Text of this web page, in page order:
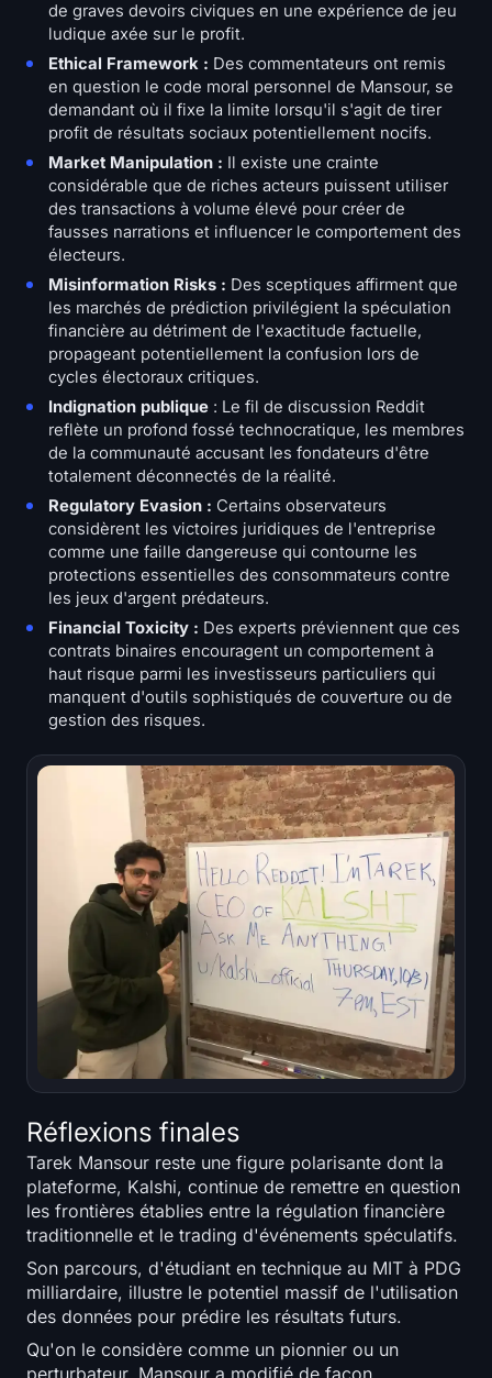
de graves devoirs civiques en une expérience de jeu
ludique axée sur le profit.
Ethical Framework : Des commentateurs ont remis
en question le code moral personnel de Mansour, se
demandant où il fixe la limite lorsqu'il s'agit de tirer
profit de résultats sociaux potentiellement nocifs.
Market Manipulation : Il existe une crainte
considérable que de riches acteurs puissent utiliser
des transactions à volume élevé pour créer de
fausses narrations et influencer le comportement des
électeurs.
Misinformation Risks : Des sceptiques affirment que
les marchés de prédiction privilégient la spéculation
financière au détriment de l'exactitude factuelle,
propageant potentiellement la confusion lors de
cycles électoraux critiques.
Indignation publique : Le fil de discussion Reddit
reflète un profond fossé technocratique, les membres
de la communauté accusant les fondateurs d'être
totalement déconnectés de la réalité.
Regulatory Evasion : Certains observateurs
considèrent les victoires juridiques de l'entreprise
comme une faille dangereuse qui contourne les
protections essentielles des consommateurs contre
les jeux d'argent prédateurs.
Financial Toxicity : Des experts préviennent que ces
contrats binaires encouragent un comportement à
haut risque parmi les investisseurs particuliers qui
manquent d'outils sophistiqués de couverture ou de
gestion des risques.
Réflexions finales
Tarek Mansour reste une figure polarisante dont la
plateforme, Kalshi, continue de remettre en question
les frontières établies entre la régulation financière
traditionnelle et le trading d'événements spéculatifs.
Son parcours, d'étudiant en technique au MIT à PDG
milliardaire, illustre le potentiel massif de l'utilisation
des données pour prédire les résultats futurs.
Qu'on le considère comme un pionnier ou un